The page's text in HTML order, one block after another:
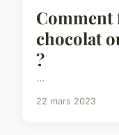
Comment
chocolat
?
...
22 mars 2023